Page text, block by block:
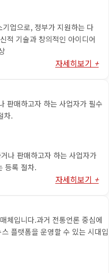
업으로, 정부가 지원하는 다
적 기술과 창의적인 아이디어
자세히보기 +
판매하고자 하는 사업자가 필수
차.
나 판매하고자 하는 사업자가
등록 절차.
자세히보기 +
체입니다.과거 전통언론 중심에
플랫폼을 운영할 수 있는 시대입